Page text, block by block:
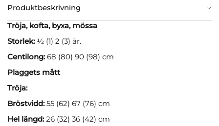
Produktbeskrivning
Tröja, kofta, byxa, mössa
Storlek:½ (1) 2 (3) år.
Centilong:68 (80) 90 (98) cm
Plaggets mått
Tröja:
Bröstvidd:55 (62) 67 (76) cm
Hel längd:26 (32) 36 (42) cm